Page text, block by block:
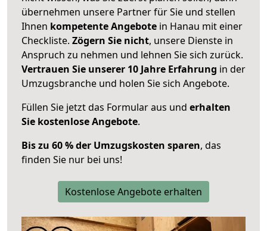
übernehmen unsere Partner für Sie und stellen
Ihnen kompetente Angebote in Hanau mit einer
Checkliste. Zögern Sie nicht, unsere Dienste in
Anspruch zu nehmen und lehnen Sie sich zurück.
Vertrauen Sie unserer 10 Jahre Erfahrung in der
Umzugsbranche und holen Sie sich Angebote.
Füllen Sie jetzt das Formular aus und erhalten
Sie kostenlose Angebote.
Bis zu 60 % der Umzugskosten sparen, das
finden Sie nur bei uns!
Kostenlose Angebote erhalten